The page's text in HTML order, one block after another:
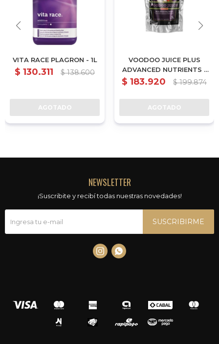
VITA RACE PLAGRON - 1L
$ 130.311 $ 138.600
AGOTADO
VOODOO JUICE PLUS
ADVANCED NUTRIENTS -
(PACK X10 UN.)
$ 183.920 $ 199.874
AGOTADO
NEWSLETTER
¡Suscribite y recibí todas nuestras novedades!
SUSCRIBIRME
 